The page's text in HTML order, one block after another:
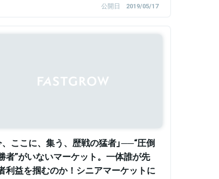
公開日 2019/05/17
、ここに、集う、歴戦の猛者」──“圧倒
者”がいないマーケット。一体誰が先
利益を掴むのか！シニアマーケットに